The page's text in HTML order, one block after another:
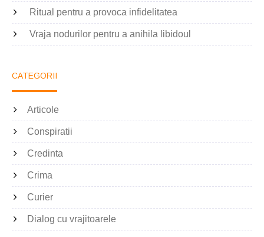
Ritual pentru a provoca infidelitatea
Vraja nodurilor pentru a anihila libidoul
CATEGORII
Articole
Conspiratii
Credinta
Crima
Curier
Dialog cu vrajitoarele